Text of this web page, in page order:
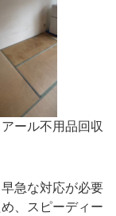
ール不用品回収
急な対応が必要
、スピーディー